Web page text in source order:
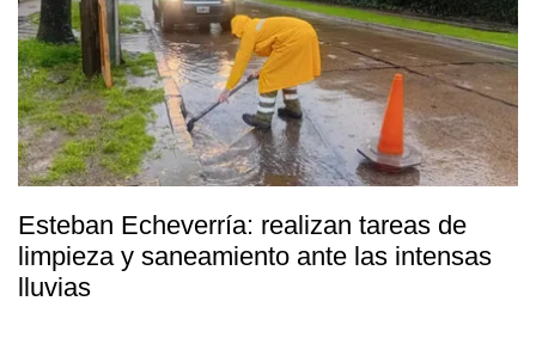
Esteban Echeverría: realizan tareas de
limpieza y saneamiento ante las intensas
lluvias